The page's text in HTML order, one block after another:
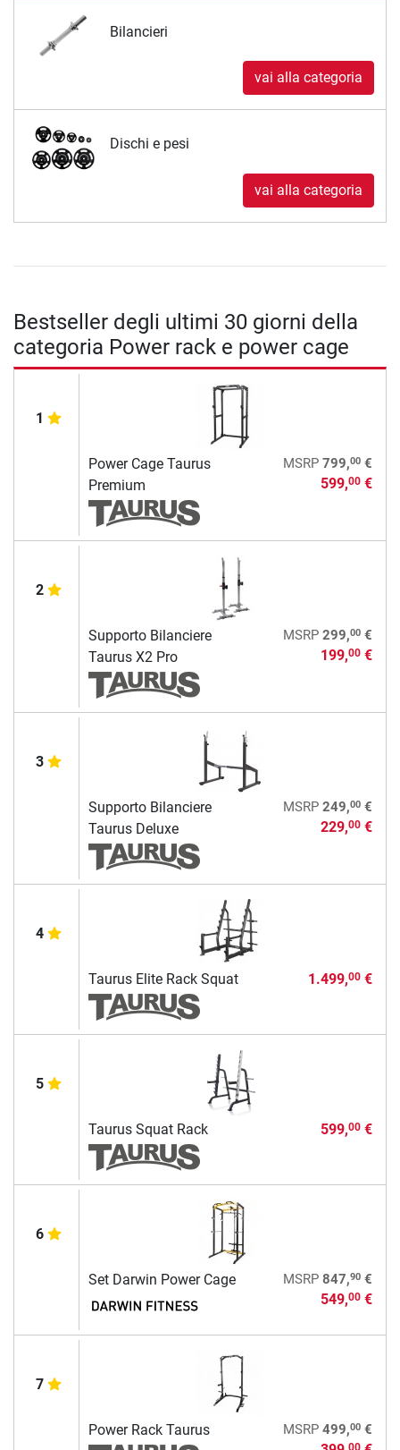
Bilancieri
vai alla categoria
Dischi e pesi
vai alla categoria
Bestseller degli ultimi 30 giorni della
categoria Power rack e power cage
1
Power Cage Taurus
Premium
MSRP 799,00€
599,00€
2
Supporto Bilanciere
Taurus X2 Pro
MSRP 299,00€
199,00€
3
Supporto Bilanciere
Taurus Deluxe
MSRP 249,00€
229,00€
4
Taurus Elite Rack Squat 1.499,00€
5
Taurus Squat Rack 599,00€
6
Set Darwin Power Cage MSRP 847,90€
549,00€
7
Power Rack Taurus MSRP 499,00€